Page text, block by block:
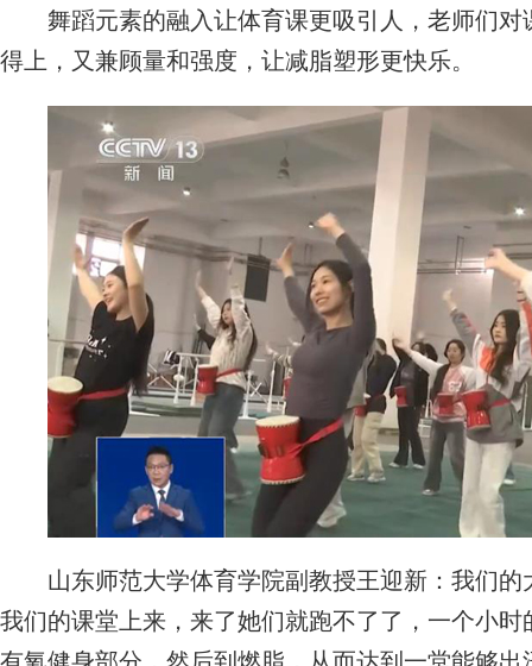
舞蹈元素的融入让体育课更吸引人，老师们对
得上，又兼顾量和强度，让减脂塑形更快乐。
山东师范大学体育学院副教授王迎新：我们的
我们的课堂上来，来了她们就跑不了了，一个小